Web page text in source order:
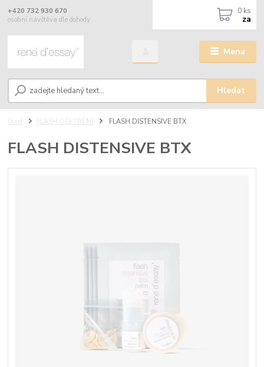
Menu
Hledat
+420 732 930 670
osobní návštěva dle dohody
0 ks
za
Úvod FLASH OŠETŘENÍ FLASH DISTENSIVE BTX
FLASH DISTENSIVE BTX